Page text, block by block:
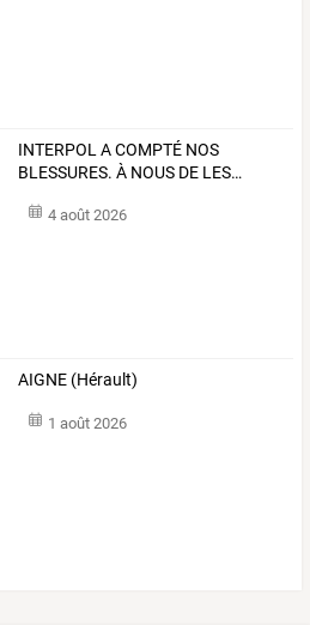
INTERPOL ACOMPTÉ NOS
BLESSURES. À NOUS DE LES…
4 août 2026
AIGNE (Hérault)
1 août 2026